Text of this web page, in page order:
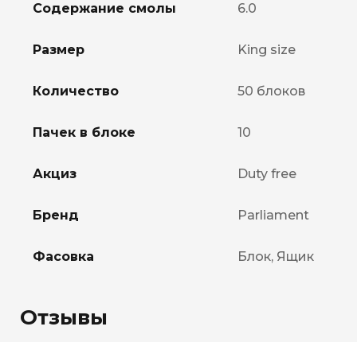
Содержание смолы 6.0
Размер King size
Количество 50 блоков
Пачек в блоке 10
Акциз Duty free
Бренд Parliament
Фасовка Блок, Ящик
Отзывы